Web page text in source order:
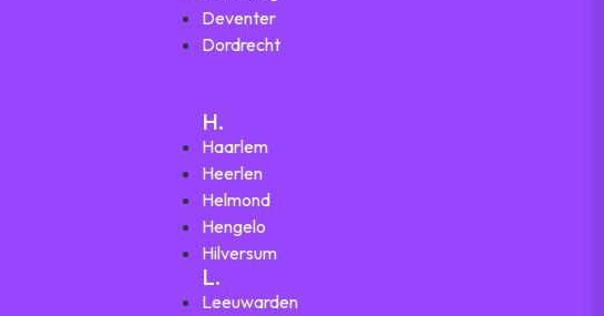
Deventer
Dordrecht
H.
Haarlem
Heerlen
Helmond
Hengelo
Hilversum
L.
Leeuwarden